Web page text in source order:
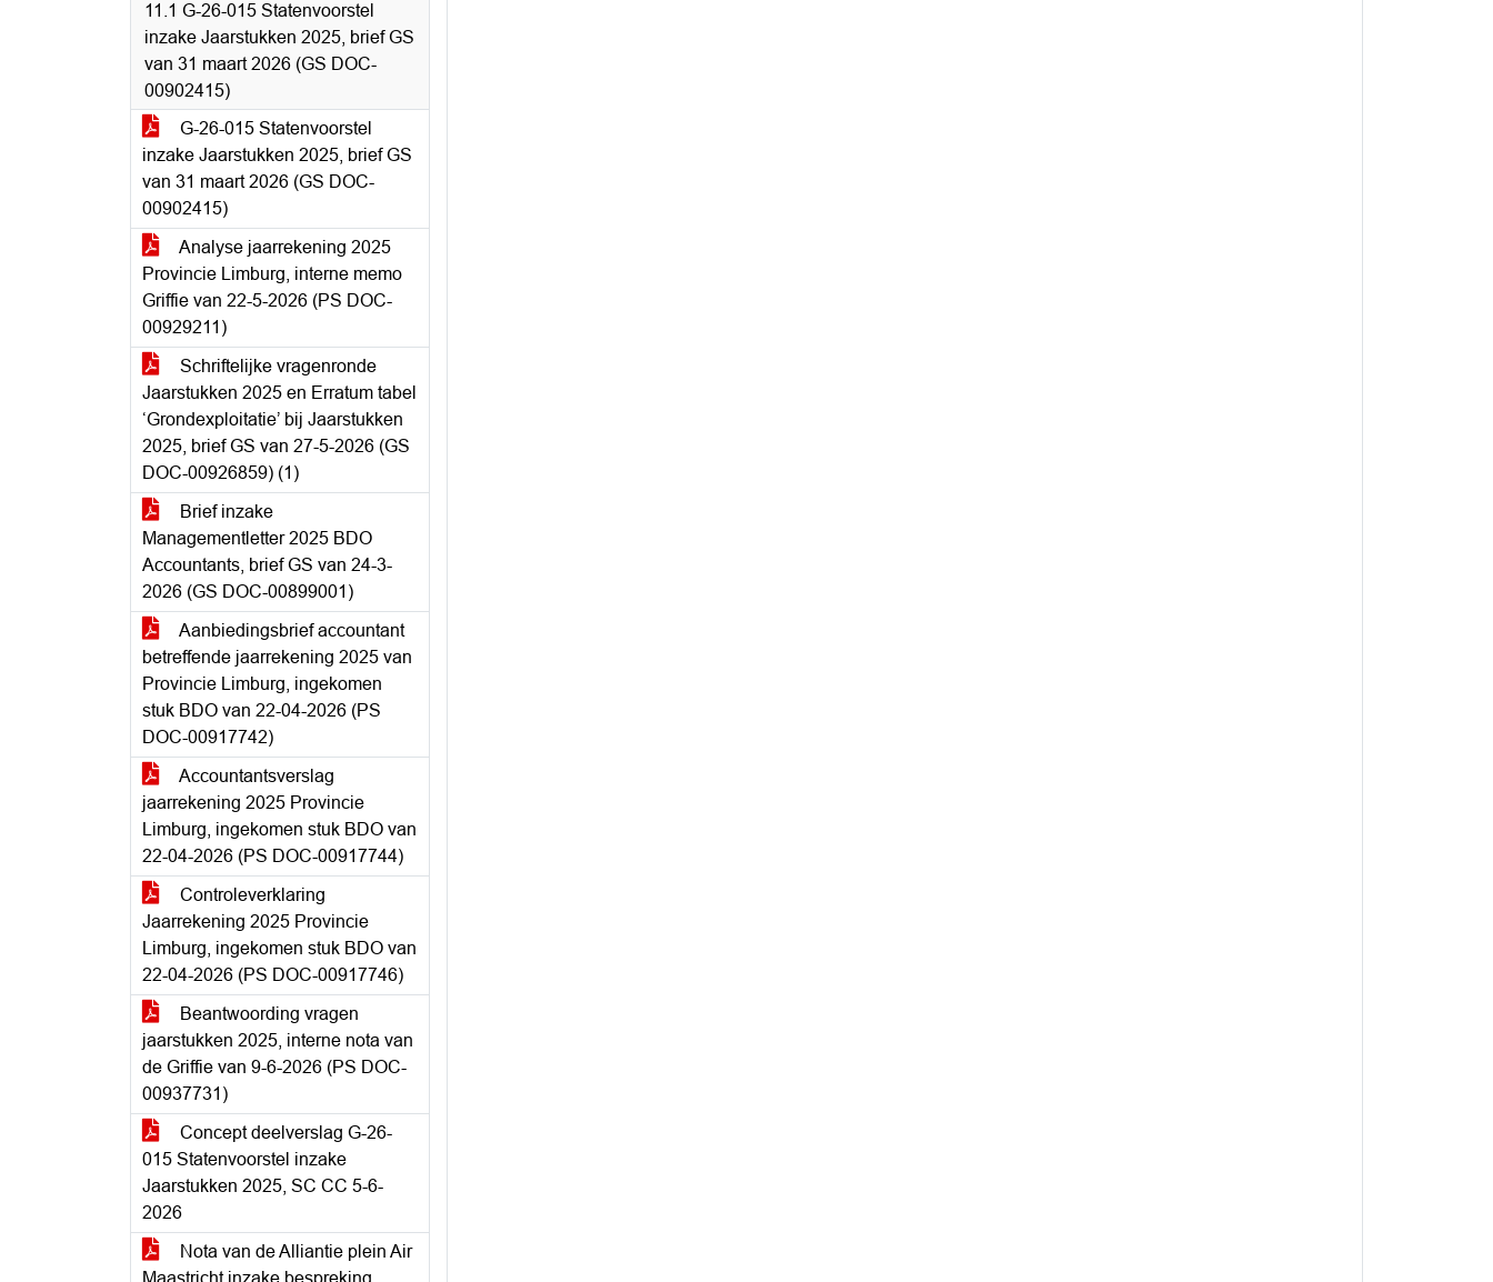
11.1 G-26-015 Statenvoorstel
inzake Jaarstukken 2025, brief GS
van 31 maart 2026 (GS DOC-
00902415)
G-26-015 Statenvoorstel
inzake Jaarstukken 2025, brief GS
van 31 maart 2026 (GS DOC-
00902415)
Analyse jaarrekening 2025
Provincie Limburg, interne memo
Griffie van 22-5-2026 (PS DOC-
00929211)
Schriftelijke vragenronde
Jaarstukken 2025 en Erratum tabel
‘Grondexploitatie’ bij Jaarstukken
2025, brief GS van 27-5-2026 (GS
DOC-00926859) (1)
Brief inzake
Managementletter 2025 BDO
Accountants, brief GS van 24-3-
2026 (GS DOC-00899001)
Aanbiedingsbrief accountant
betreffende jaarrekening 2025 van
Provincie Limburg, ingekomen
stuk BDO van 22-04-2026 (PS
DOC-00917742)
Accountantsverslag
jaarrekening 2025 Provincie
Limburg, ingekomen stuk BDO van
22-04-2026 (PS DOC-00917744)
Controleverklaring
Jaarrekening 2025 Provincie
Limburg, ingekomen stuk BDO van
22-04-2026 (PS DOC-00917746)
Beantwoording vragen
jaarstukken 2025, interne nota van
de Griffie van 9-6-2026 (PS DOC-
00937731)
Concept deelverslag G-26-
015 Statenvoorstel inzake
Jaarstukken 2025, SC CC 5-6-
2026
Nota van de Alliantie plein Air
Maastricht inzake bespreking